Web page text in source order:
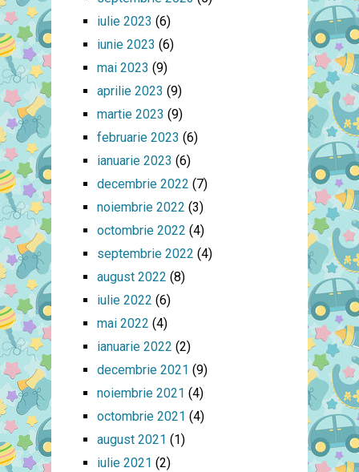
iulie 2023 (6)
iunie 2023 (6)
mai 2023 (9)
aprilie 2023 (9)
martie 2023 (9)
februarie 2023 (6)
ianuarie 2023 (6)
decembrie 2022 (7)
noiembrie 2022 (3)
octombrie 2022 (4)
septembrie 2022 (4)
august 2022 (8)
iulie 2022 (6)
mai 2022 (4)
ianuarie 2022 (2)
decembrie 2021 (9)
noiembrie 2021 (4)
octombrie 2021 (4)
august 2021 (1)
iulie 2021 (2)